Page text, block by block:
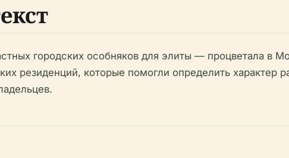
городских особняков для элиты — процветала в
резиденций, которые помогли определить характер